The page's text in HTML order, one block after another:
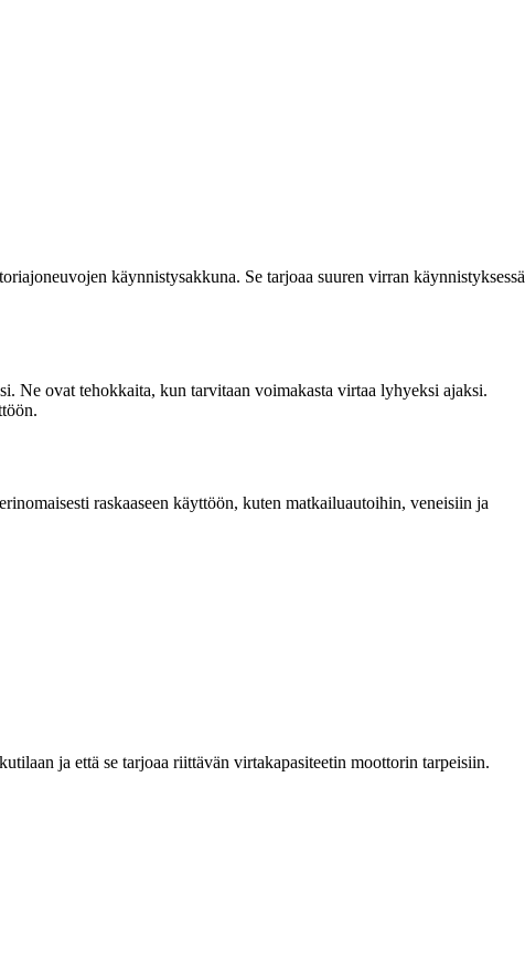
käynnistysakkuna. Se tarjoaa suuren virran käynnistyksessä
Ne ovat tehokkaita, kun tarvitaan voimakasta virtaa lyhyeksi ajaksi.
raskaaseen käyttöön, kuten matkailuautoihin, veneisiin ja
ja että se tarjoaa riittävän virtakapasiteetin moottorin tarpeisiin.